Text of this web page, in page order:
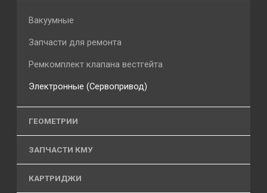
Вакуумные
Запчасти для ремонта
Ремкомплект клапана вестгейта
Электронные (Сервопривод)
ГЕОМЕТРИИ
ЗАПЧАСТИ КМУ
КАРТРИДЖИ